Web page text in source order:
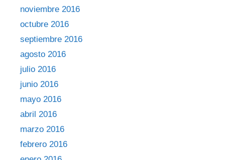
noviembre 2016
octubre 2016
septiembre 2016
agosto 2016
julio 2016
junio 2016
mayo 2016
abril 2016
marzo 2016
febrero 2016